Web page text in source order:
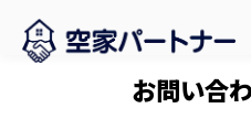
お問い合